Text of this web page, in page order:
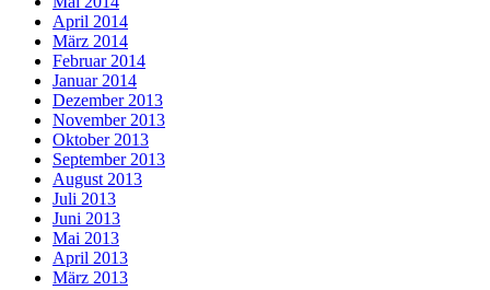
April 2014
März 2014
Februar 2014
Januar 2014
Dezember 2013
November 2013
Oktober 2013
September 2013
August 2013
Juli 2013
Juni 2013
Mai 2013
April 2013
März 2013